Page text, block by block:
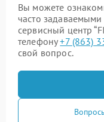
Вы можете
часто
сервисный центр
телефону+7 (863)
свой вопрос.